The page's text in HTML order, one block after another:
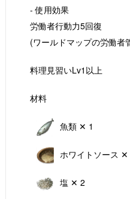
- 使用効果
労働者行動力5回復
(ワールドマップの労働者
料理見習いLv1以上
材料
魚類 ✕ 1
ホワイトソース ✕
塩 ✕ 2